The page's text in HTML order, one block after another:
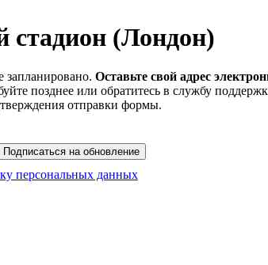
(Лондон)
Оставьте свой адрес
позднее или обратитесь в службу
отправки формы.
Подписаться на обновление
персональных данных